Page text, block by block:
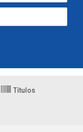
Títulos